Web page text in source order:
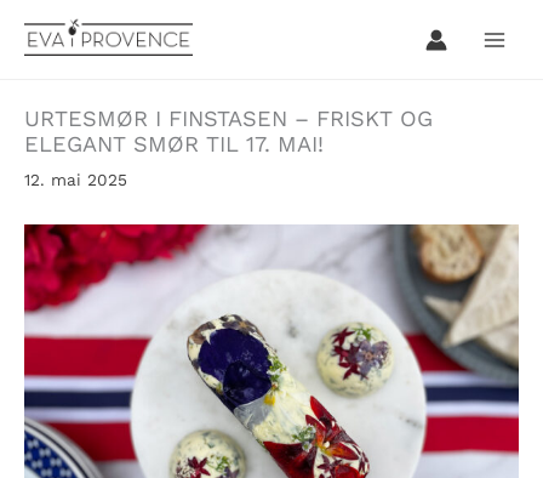
rett
URTESMØR I FINSTASEN – FRISKT OG
ELEGANT SMØR TIL 17. MAI!
12. mai 2025